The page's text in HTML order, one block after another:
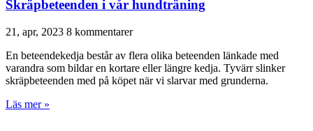
Skräpbeteenden i vår hundträning
21, apr, 2023 8 kommentarer
En beteendekedja består av flera olika beteenden länkade med
varandra som bildar en kortare eller längre kedja. Tyvärr slinker
skräpbeteenden med på köpet när vi slarvar med grunderna.
Läs mer »